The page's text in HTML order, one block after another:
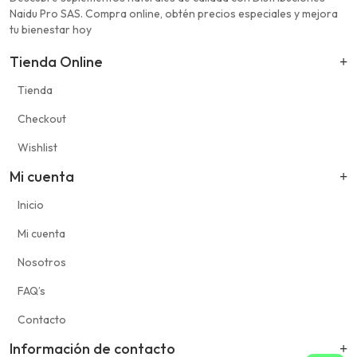
Naidu Pro SAS. Compra online, obtén precios especiales y mejora
tu bienestar hoy
Tienda Online
Tienda
Checkout
Wishlist
Mi cuenta
Inicio
Mi cuenta
Nosotros
FAQ’s
Contacto
Información de contacto